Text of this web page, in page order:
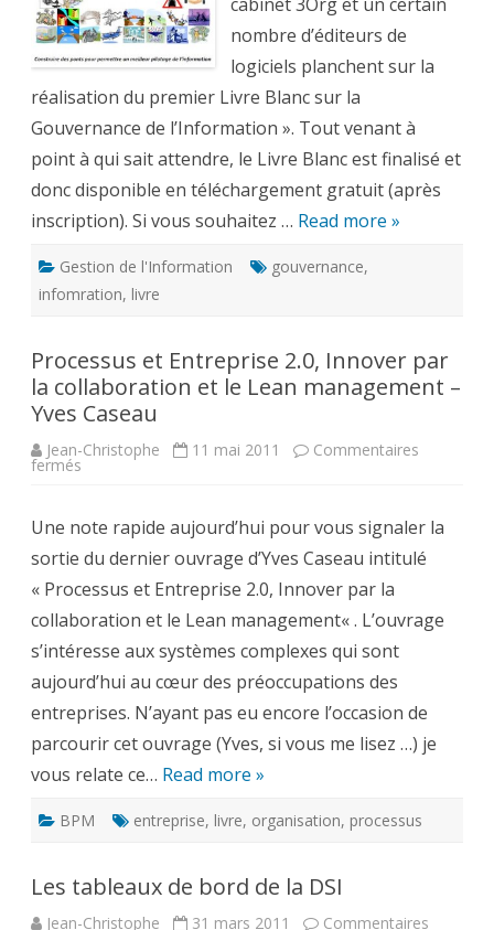
est
disponible
nombre d’éditeurs de
logiciels planchent sur la
réalisation du premier Livre Blanc sur la
Gouvernance de l’Information ». Tout venant à
point à qui sait attendre, le Livre Blanc est finalisé et
donc disponible en téléchargement gratuit (après
inscription). Si vous souhaitez … Read more »
Gestion de l'Information gouvernance,
infomration, livre
Processus et Entreprise 2.0, Innover par
la collaboration et le Lean management –
Yves Caseau
Jean-Christophe 11 mai 2011 Commentaires
fermés
2.0,
Innover
par
la
collaboration
et
le
Lean
management
–
Yves
Caseau
Une note rapide aujourd’hui pour vous signaler la
sortie du dernier ouvrage d’Yves Caseau intitulé
« Processus et Entreprise 2.0, Innover par la
collaboration et le Lean management« . L’ouvrage
s’intéresse aux systèmes complexes qui sont
aujourd’hui au cœur des préoccupations des
entreprises. N’ayant pas eu encore l’occasion de
parcourir cet ouvrage (Yves, si vous me lisez …) je
vous relate ce… Read more »
BPM entreprise, livre, organisation, processus
Les tableaux de bord de la DSI
Jean-Christophe 31 mars 2011 Commentaires